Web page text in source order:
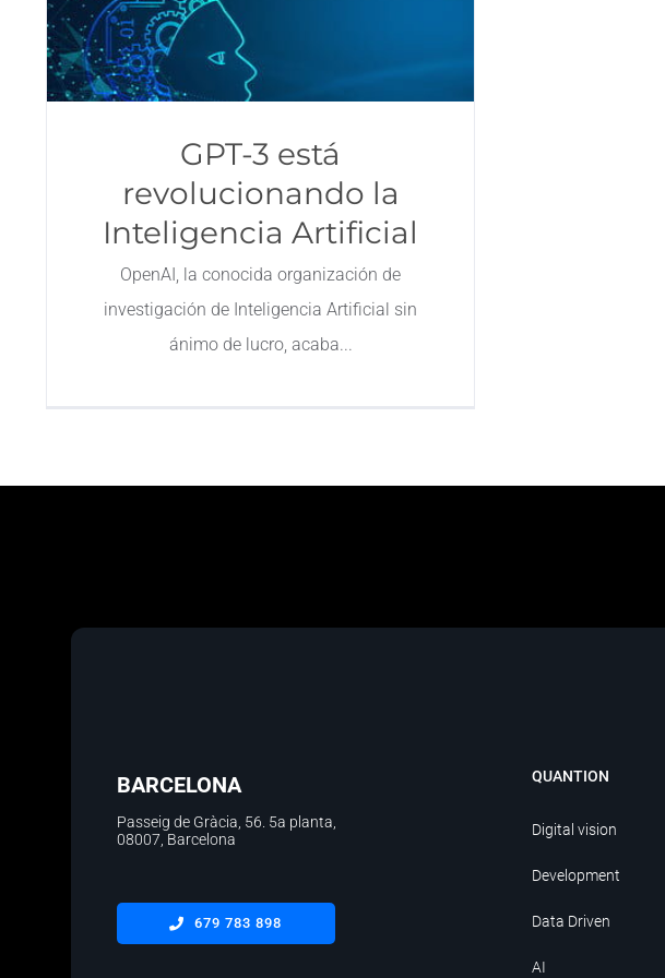
GPT-3 está
revolucionando la
Inteligencia Artificial
OpenAI, la conocida organización de
investigación de Inteligencia Artificial sin
ánimo de lucro, acaba
BARCELONA
Passeig de Gràcia, 56. 5a planta
08007, Barcelona
679 783 898
QUANTION
Digital vision
Development
Data Driven
AI